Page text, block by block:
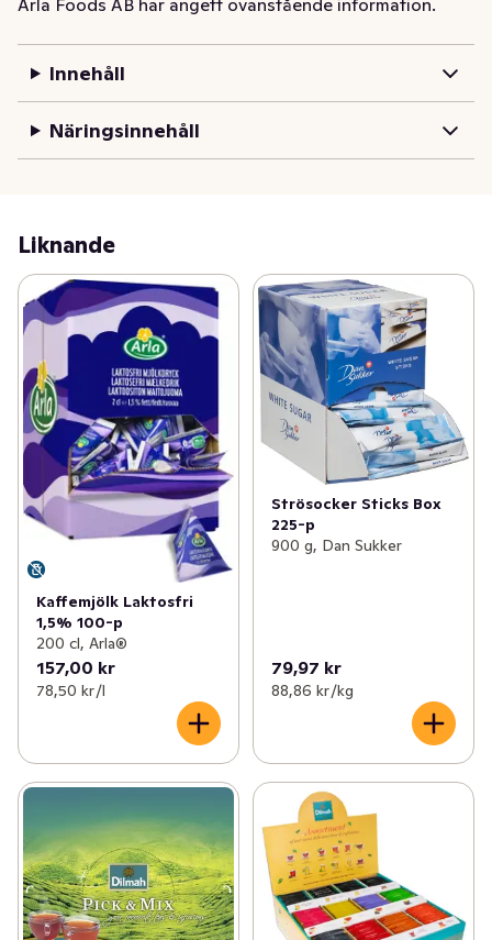
Arla Foods AB har angett ovanstående information.
Innehåll
Näringsinnehåll
Liknande
Kaffemjölk Laktosfri
1,5% 100-p
200 cl, Arla®
157,00 kr
78,50 kr /l
Strösocker Sticks Box
225-p
900 g, Dan Sukker
79,97 kr
88,86 kr /kg